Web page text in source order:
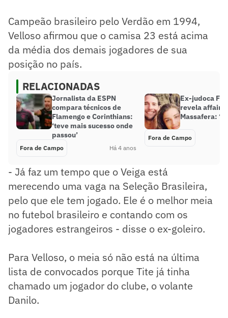
Campeão brasileiro pelo Verdão em 1994,
Velloso afirmou que o camisa 23 está acima
da média dos demais jogadores de sua
posição no país.
RELACIONADAS
Jornalista da ESPN
compara técnicos de
Flamengo e Corinthians:
‘teve mais sucesso onde
passou’
Fora de Campo Há 4 anos
Ex-judoca
revela affair
Massafera:
Fora de Campo
- Já faz um tempo que o Veiga está
merecendo uma vaga na Seleção Brasileira,
pelo que ele tem jogado. Ele é o melhor meia
no futebol brasileiro e contando com os
jogadores estrangeiros - disse o ex-goleiro.
Para Velloso, o meia só não está na última
lista de convocados porque Tite já tinha
chamado um jogador do clube, o volante
Danilo.